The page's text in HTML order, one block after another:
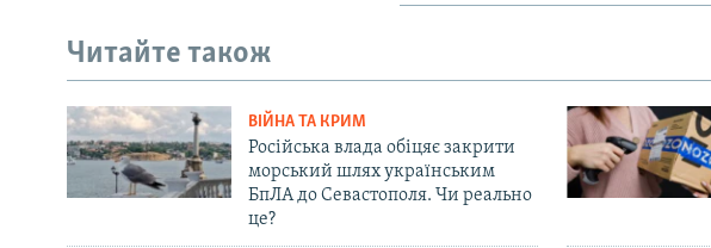
Читайте також
ВІЙНА ТА КРИМ
Російська влада обіцяє закрити
морський шлях українським
БпЛА до Севастополя. Чи реально
це?